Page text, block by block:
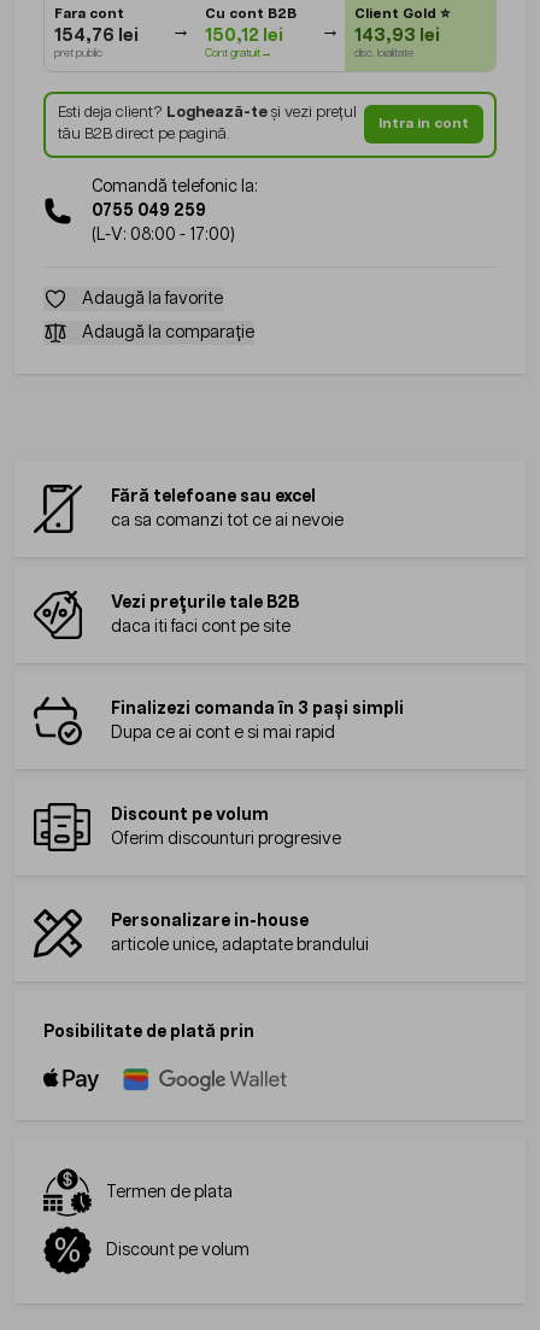
Fara cont
154,76 lei
pret public
Cu cont B2B
150,12 lei
Cont gratuit→
Client Gold⭐
143,93 lei
disc. loialitate
Esti deja client? Loghează-teși vezi prețul
tău B2B direct pe pagină.
Intra in cont
Comandă telefonic la:
0755 049 259
(L-V: 08:00 - 17:00)
Adaugă la favorite
Adaugă la comparație
Fără telefoane sau excel
ca sa comanzi tot ce ai nevoie
Vezi prețurile tale B2B
daca iti faci cont pe site
Finalizezi comanda în 3 pași simpli
Dupa ce ai cont e si mai rapid
Discount pe volum
Oferim discounturi progresive
Personalizare in-house
articole unice, adaptate brandului
Posibilitate de plată prin
Termen de plata
Discount pe volum